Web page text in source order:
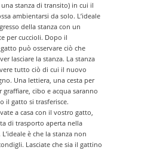
stanza di transito) in cui il
ambientarsi da solo. L’ideale
della stanza con un
per cuccioli. Dopo il
può osservare ciò che
lasciare la stanza. La stanza
tutto ciò di cui il nuovo
Una lettiera, una cesta per
graffiare, cibo e acqua saranno
il gatto si trasferisce.
a casa con il vostro gatto,
di trasporto aperta nella
è che la stanza non
Lasciate che sia il gattino